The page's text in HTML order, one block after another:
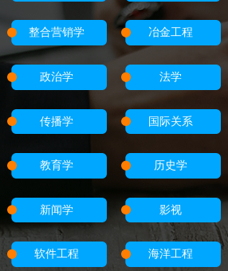
整合营销学 冶金工程
政治学 法学
传播学 国际关系
教育学 历史学
新闻学 影视
软件工程 海洋工程